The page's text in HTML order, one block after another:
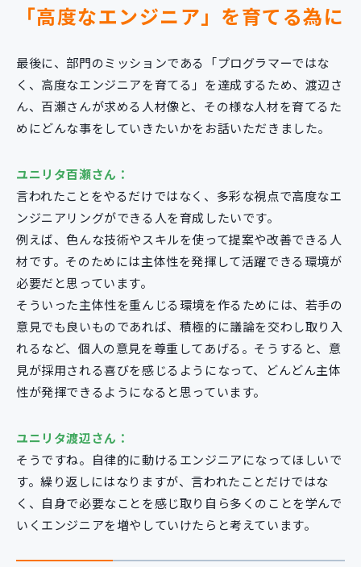
「高度なエンジニア」を育てる為に
最後に、部門のミッションである「プログラマーではな
く、高度なエンジニアを育てる」を達成するため、渡辺さ
ん、百瀬さんが求める人材像と、その様な人材を育てるた
めにどんな事をしていきたいかをお話いただきました。
ユニリタ百瀬さん：
言われたことをやるだけではなく、多彩な視点で高度なエ
ンジニアリングができる人を育成したいです。
例えば、色んな技術やスキルを使って提案や改善できる人
材です。そのためには主体性を発揮して活躍できる環境が
必要だと思っています。
そういった主体性を重んじる環境を作るためには、若手の
意見でも良いものであれば、積極的に議論を交わし取り入
れるなど、個人の意見を尊重してあげる。そうすると、意
見が採用される喜びを感じるようになって、どんどん主体
性が発揮できるようになると思っています。
ユニリタ渡辺さん：
そうですね。自律的に動けるエンジニアになってほしいで
す。繰り返しにはなりますが、言われたことだけではな
く、自身で必要なことを感じ取り自ら多くのことを学んで
いくエンジニアを増やしていけたらと考えています。